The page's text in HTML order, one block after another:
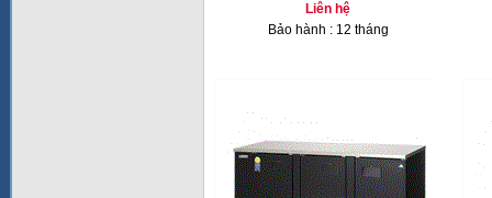
Liên hệ
Bảo hành : 12 tháng